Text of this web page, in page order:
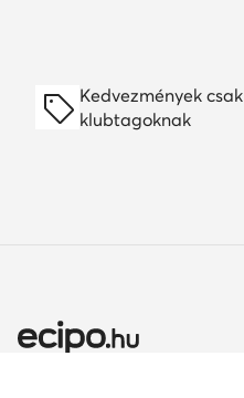
Kedvezmények csak
klubtagoknak